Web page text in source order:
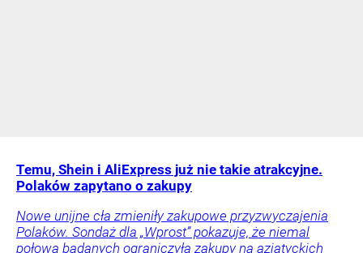
Temu, Shein i AliExpress już nie takie atrakcyjne.
Polaków zapytano o zakupy
Nowe unijne cła zmieniły zakupowe przyzwyczajenia
Polaków. Sondaż dla „Wprost” pokazuje, że niemal
połowa badanych ograniczyła zakupy na azjatyckich